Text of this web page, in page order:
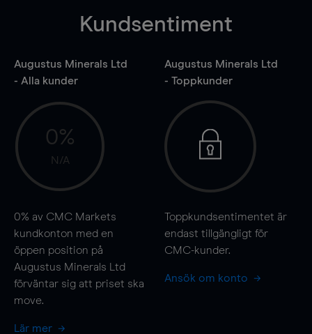
Kundsentiment
Augustus Minerals Ltd
- Alla kunder
0%
N/A
0% av CMC Markets
kundkonton med en
öppen position på
Augustus Minerals Ltd
förväntar sig att priset ska
move.
Lär mer
Augustus Minerals Ltd
- Toppkunder
Toppkundsentimentet är
endast tillgängligt för
CMC-kunder.
Ansök om konto